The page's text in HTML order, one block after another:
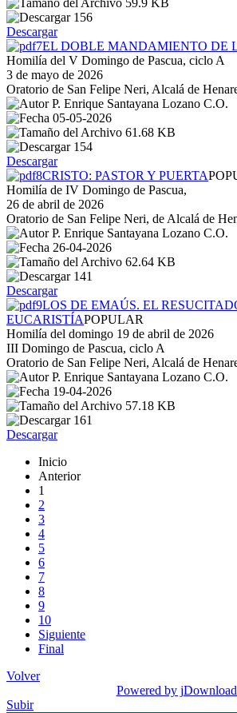
59.9 KB
156
Descargar
EL DOBLE MANDAMIENTO DE
Homilía del V Domingo de Pascua, ciclo A
3 de mayo de 2026
Oratorio de San Felipe Neri, Alcalá de
P. Enrique Santayana Lozano C.O.
05-05-2026
61.68 KB
154
Descargar
CRISTO: PASTOR Y PUERTA
Homilía de IV Domingo de Pascua,
26 de abril de 2026
Oratorio de San Felipe Neri, de Alcalá de
P. Enrique Santayana Lozano C.O.
26-04-2026
62.64 KB
141
Descargar
LOS DE EMAÚS. EL
EUCARISTÍAPOPULAR
Homilía del domingo 19 de abril de 2026
III Domingo de Pascua, ciclo A
Oratorio de San Felipe Neri, Alcalá de
P. Enrique Santayana Lozano C.O.
19-04-2026
57.18 KB
161
Descargar
Inicio
Anterior
1
2
3
4
5
6
7
8
9
10
Siguiente
Final
Volver
Powered by
Subir